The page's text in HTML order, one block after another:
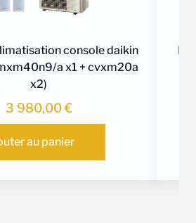
console daikin
a x1 + cvxm20a
x2)
3 980,00€
au panier